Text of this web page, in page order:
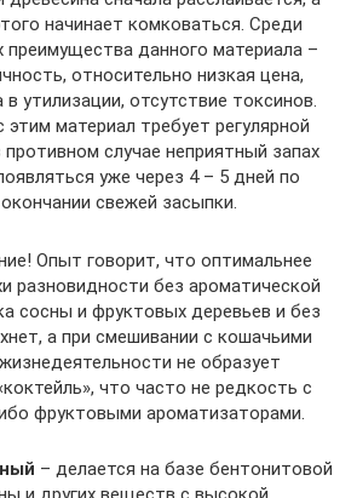
начинает комковаться. Среди
преимущества данного материала –
относительно низкая цена,
утилизации, отсутствие токсинов.
этим материал требует регулярной
случае неприятный запах
уже через 4 – 5 дней по
окончании свежей засыпки.
Опыт говорит, что оптимальнее
разновидности без ароматической
сосны и фруктовых деревьев и без
а при смешивании с кошачьими
не образует
что часто не редкость с
фруктовыми ароматизаторами.
– делается на базе бентонитовой